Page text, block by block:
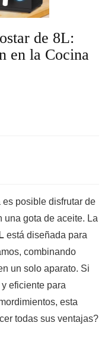
de 8L:
en la Cocina
posible disfrutar de
gota de aceite. La
está diseñada para
combinando
un solo aparato. Si
eficiente para
esta
todas sus ventajas?